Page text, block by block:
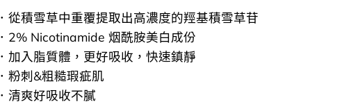
．從積雪草中重覆提取出高濃度的羥基積雪草苷
．2% Nicotinamide 烟酰胺美白成份
．加入脂質體，更好吸收，快速鎮靜
．粉刺&粗糙瑕疵肌
．清爽好吸收不膩